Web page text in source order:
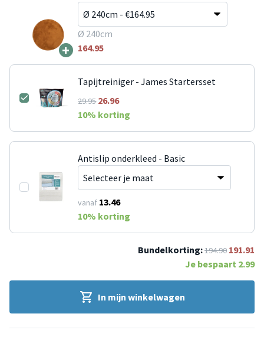
+
Ø 240cm
164.95
Tapijtreiniger - James Startersset
29.9526.96
10% korting
Antislip onderkleed - Basic
vanaf 13.46
10% korting
Bundelkorting:194.90 191.91
Je bespaart 2.99
In mijn winkelwagen